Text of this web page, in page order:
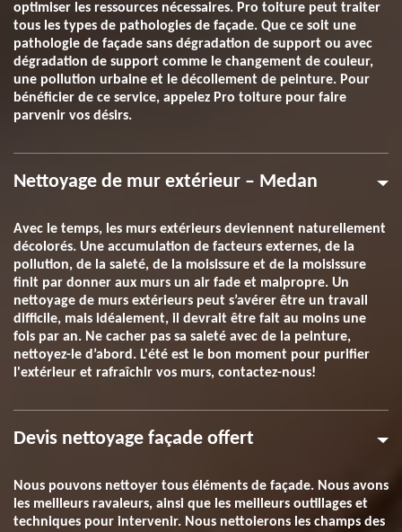
optimiser les ressources nécessaires. Pro toiture peut traiter
tous les types de pathologies de façade. Que ce soit une
pathologie de façade sans dégradation de support ou avec
dégradation de support comme le changement de couleur,
une pollution urbaine et le décollement de peinture. Pour
bénéficier de ce service, appelez Pro toiture pour faire
parvenir vos désirs.
Nettoyage de mur extérieur – Medan
Avec le temps, les murs extérieurs deviennent naturellement
décolorés. Une accumulation de facteurs externes, de la
pollution, de la saleté, de la moisissure et de la moisissure
finit par donner aux murs un air fade et malpropre. Un
nettoyage de murs extérieurs peut s’avérer être un travail
difficile, mais idéalement, il devrait être fait au moins une
fois par an. Ne cacher pas sa saleté avec de la peinture,
nettoyez-le d’abord. L'été est le bon moment pour purifier
l'extérieur et rafraîchir vos murs, contactez-nous!
Devis nettoyage façade offert
Nous pouvons nettoyer tous éléments de façade. Nous avons
les meilleurs ravaleurs, ainsi que les meilleurs outillages et
techniques pour intervenir. Nous nettoierons les champs des